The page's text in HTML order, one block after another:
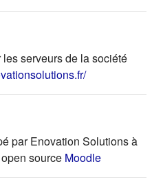
serveurs de la société
(s'ouvre
par Enovation Solutions à
source Moodle(s'ouvre